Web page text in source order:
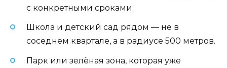
с конкретными сроками.
Школа и детский сад рядом — не в
соседнем квартале, а в радиусе 500 метров.
Парк или зелёная зона, которая уже